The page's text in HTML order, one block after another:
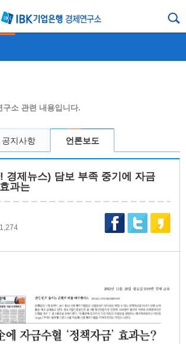
소 관련 내용입니다.
공지사항 언론보도
경제뉴스) 담보 부족 중기에 자금
과는